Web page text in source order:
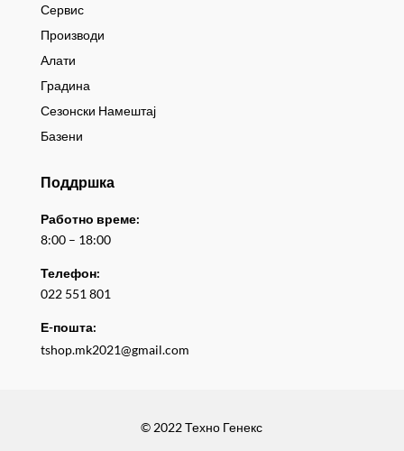
Сервис
Производи
Алати
Градина
Сезонски Намештај
Базени
Поддршка
Работно време:
8:00 – 18:00
Телефон:
022 551 801
Е-пошта:
tshop.mk2021@gmail.com
© 2022 Техно Генекс